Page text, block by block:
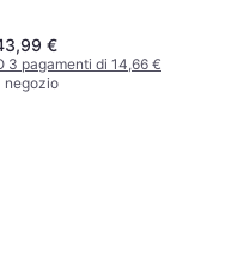
€
3 pagamenti di 14,66 €
negozio